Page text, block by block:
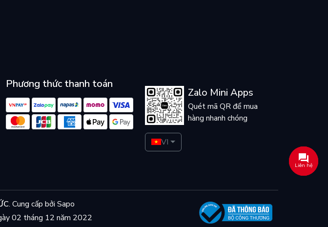
Phương thức thanh toán
Zalo Mini Apps
Quét mã QR để mua
hàng nhanh chóng
VI
. Cung cấp bởi Sapo
02 tháng 12 năm 2022
Liên hệ